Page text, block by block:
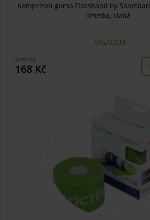
Kompresní guma Flossband by
limetka, slabá
SKLADEM
168 Kč